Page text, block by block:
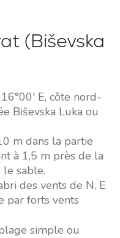
(Biševska
E, côte nord-
Biševska Luka ou
m dans la partie
à 1,5 m près de la
sable.
des vents de N, E
par forts vents
simple ou